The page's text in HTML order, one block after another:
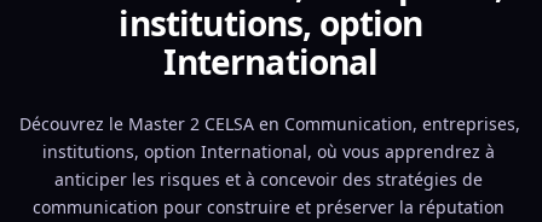
institutions, option
International
Découvrez le Master 2 CELSA en Communication, entreprises,
institutions, option International, où vous apprendrez à
anticiper les risques et à concevoir des stratégies de
communication pour construire et préserver la réputation